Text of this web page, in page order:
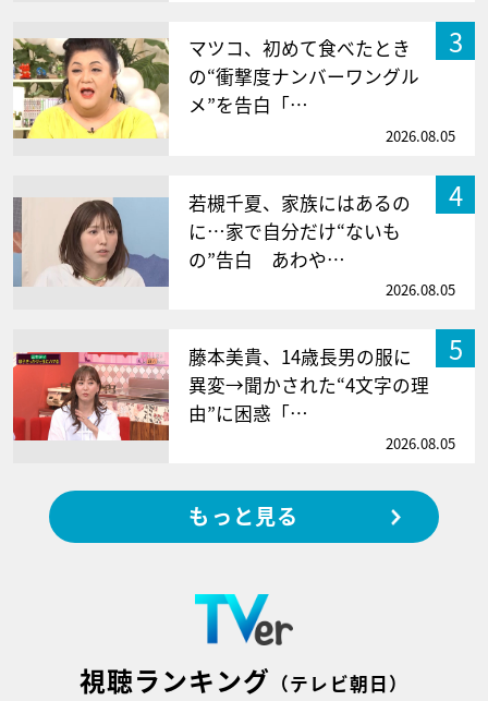
3
マツコ、初めて食べたとき
の“衝撃度ナンバーワングル
メ”を告白「…
2026.08.05
4
若槻千夏、家族にはあるの
に…家で自分だけ“ないも
の”告白 あわや…
2026.08.05
5
藤本美貴、14歳長男の服に
異変→聞かされた“4文字の理
由”に困惑「…
2026.08.05
もっと見る
視聴ランキング （テレビ朝日）